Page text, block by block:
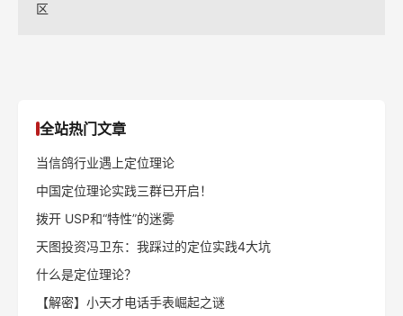
区
全站热门文章
当信鸽行业遇上定位理论
中国定位理论实践三群已开启！
拨开 USP和“特性”的迷雾
天图投资冯卫东：我踩过的定位实践4大坑
什么是定位理论？
【解密】小天才电话手表崛起之谜